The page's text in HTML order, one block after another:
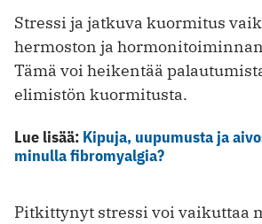
Stressi ja jatkuva kuormitus
hermoston ja
Tämä voi heikentää
elimistön kuormitusta.
Lue lisää: Kipuja, uupumusta ja
minulla fibromyalgia?
Pitkittynyt stressi voi vaikuttaa